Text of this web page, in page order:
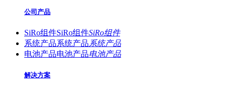
公司产品
SiRo组件SiRo组件SiRo组件
系统产品系统产品 系统产品
电池产品电池产品电池产品
解决方案